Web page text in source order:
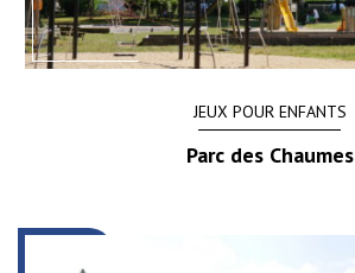
JEUX POUR ENFANTS
Parc des Chaumes